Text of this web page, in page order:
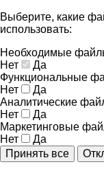
Выберите, какие
использовать:
Необходимые
Нет
Да
Функциональные
Нет
Да
Аналитические
Нет
Да
Маркетинговые
Нет
Да
Принять все